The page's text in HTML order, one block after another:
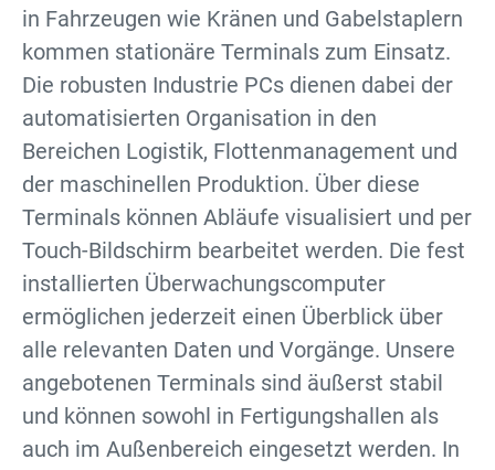
in Fahrzeugen wie Kränen und Gabelstaplern
kommen stationäre Terminals zum Einsatz.
Die robusten Industrie PCs dienen dabei der
automatisierten Organisation in den
Bereichen Logistik, Flottenmanagement und
der maschinellen Produktion. Über diese
Terminals können Abläufe visualisiert und per
Touch-Bildschirm bearbeitet werden. Die fest
installierten Überwachungscomputer
ermöglichen jederzeit einen Überblick über
alle relevanten Daten und Vorgänge. Unsere
angebotenen Terminals sind äußerst stabil
und können sowohl in Fertigungshallen als
auch im Außenbereich eingesetzt werden. In